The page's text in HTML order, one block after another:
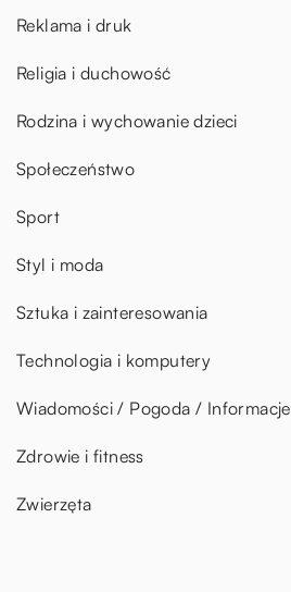
Reklama i druk
Religia i duchowość
Rodzina i wychowanie dzieci
Społeczeństwo
Sport
Styl i moda
Sztuka i zainteresowania
Technologia i komputery
Wiadomości / Pogoda / Informacje
Zdrowie i fitness
Zwierzęta